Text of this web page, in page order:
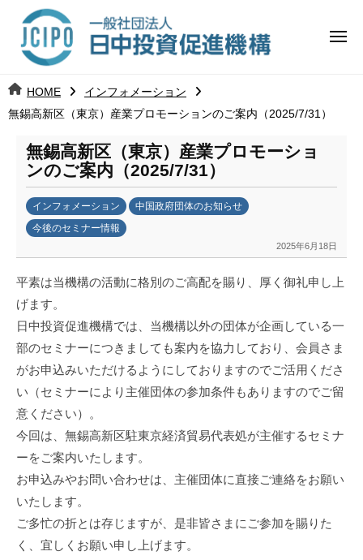
ツ
へ
日
中
投
資
促
進
機
構
j
メ
HOME
インフォメーション
無錫高新区（東京）産業プロモーションのご案内（2025/7/31）
無錫高新区（東京）産業プロモーショ
ンのご案内（2025/7/31）
インフォメーション
中国政府団体のお知らせ
今後のセミナー情報
2025年6月18日
日
中
投
資
促
構
(
c
i
p
平素は当機構の活動に格別のご高配を賜り、厚く御礼申し上
げます。
日中投資促進機構では、当機構以外の団体が企画している一
部のセミナーにつきましても案内を協力しており、会員さま
がお申込みいただけるようにしておりますのでご活用くださ
い（セミナーにより主催団体の参加条件もありますのでご留
意ください）。
今回は、無錫高新区駐東京経済貿易代表処が主催するセミナ
ーをご案内いたします。
お申込みやお問い合わせは、主催団体に直接ご連絡をお願い
いたします。
ご多忙の折とは存じますが、是非皆さまにご参加を賜りた
く、宜しくお願い申し上げます。
日
中
資
進
機
構